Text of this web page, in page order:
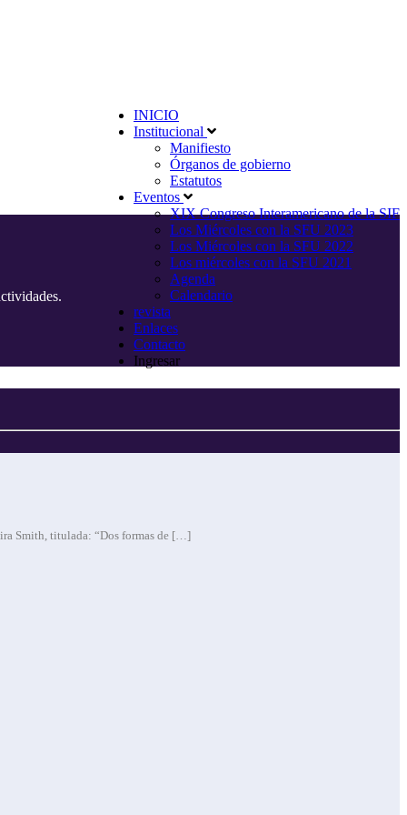
INICIO
Institucional
Manifiesto
Órganos de gobierno
Estatutos
Eventos
XIX Congreso Interamericano de la SIF
Los Miércoles con la SFU 2023
Los Miércoles con la SFU 2022
Los miércoles con la SFU 2021
Agenda
Calendario
revista
Enlaces
Contacto
Ingresar
Smith, titulada: “Dos formas de […]